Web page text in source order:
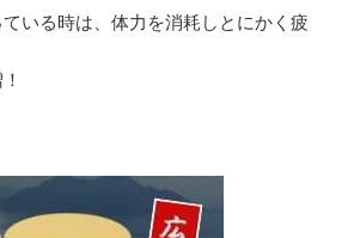
いる時は、体力を消耗しとにかく疲